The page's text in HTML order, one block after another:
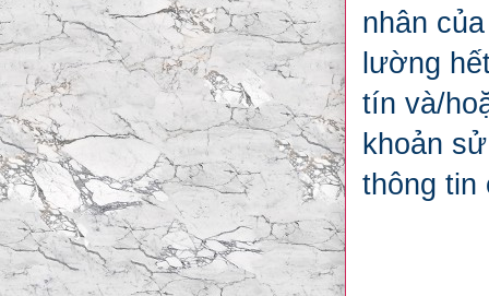
nhân
lường
tín và/
khoản
thông tin